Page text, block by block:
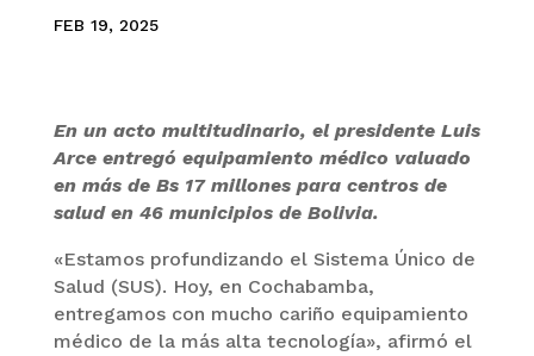
FEB 19, 2025
En un acto multitudinario, el presidente Luis
Arce entregó equipamiento médico valuado
en más de Bs 17 millones para centros de
salud en 46 municipios de Bolivia.
«Estamos profundizando el Sistema Único de
Salud (SUS). Hoy, en Cochabamba,
entregamos con mucho cariño equipamiento
médico de la más alta tecnología», afirmó el